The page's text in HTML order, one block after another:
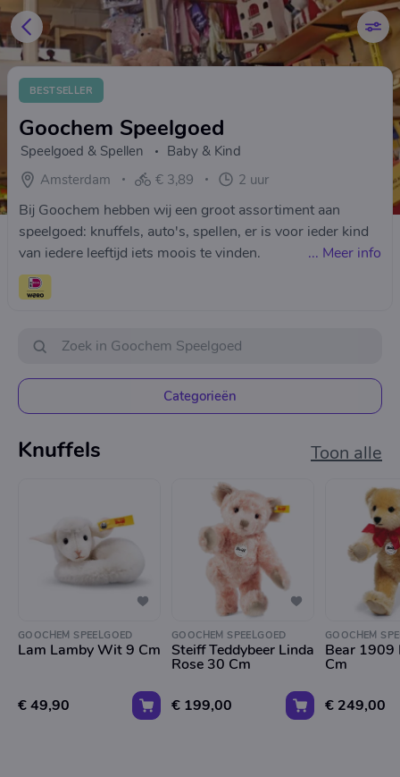
BESTSELLER
Goochem Speelgoed
Speelgoed & Spellen
Baby & Kind
Amsterdam
€ 3,89 2 uur
Bij Goochem hebben wij een groot assortiment aan
speelgoed: knuffels, auto's, spellen, er is voor ieder kind
van iedere leeftijd iets moois te vinden.
... Meer info
Categorieën
Knuffels Toon alle
GOOCHEM SPEELGOED
Lam Lamby Wit 9 Cm
€ 49,90
GOOCHEM SPEELGOED
Steiff Teddybeer Linda
Rose 30 Cm
€ 199,00
GOOCHEM
Bear 1909
Cm
€ 249,00